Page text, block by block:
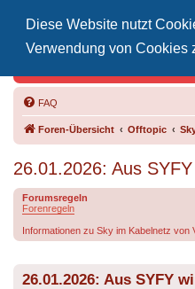
Diese Website nutzt
Verwendung von Cookies
FAQ
Foren-Übersicht Offtopic
26.01.2026: Aus
Forumsregeln
Forenregeln
Informationen zu Sky im Kabelnetz von
26.01.2026: Aus SYFY